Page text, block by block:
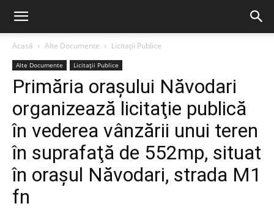
Acasă Alte Documente Licitații Publice
Alte Documente Licitații Publice
Primăria orașului Năvodari
organizează licitaţie publică
în vederea vânzării unui teren
în suprafaţă de 552mp, situat
în oraşul Năvodari, strada M1
fn